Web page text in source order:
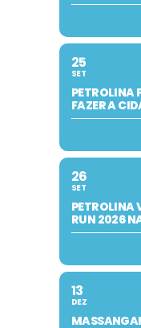
25
SET
PETROLINA
FAZER A
26
SET
PETROLINA
RUN 2026
13
DEZ